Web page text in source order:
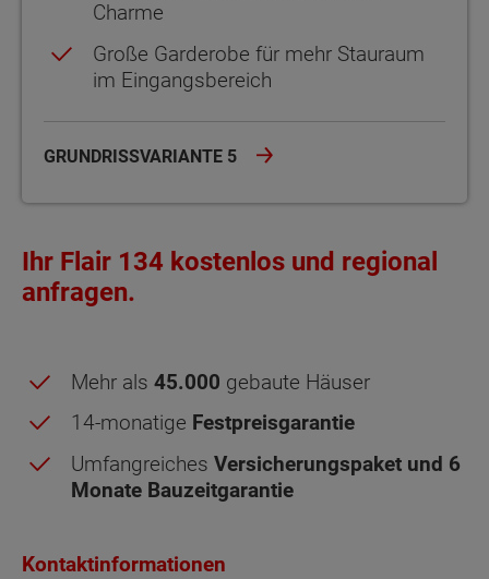
Charme
Große Garderobe für mehr Stauraum
im Eingangsbereich
GRUNDRISSVARIANTE 5
Ihr Flair 134 kostenlos und regional
anfragen.
Mehr als 45.000 gebaute Häuser
14-monatige Festpreisgarantie
Umfangreiches Versicherungspaket und 6
Monate Bauzeitgarantie
Kontaktinformationen